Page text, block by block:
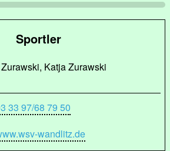
Sportler
Katja Zurawski
33 97/68 79 50
wandlitz.de